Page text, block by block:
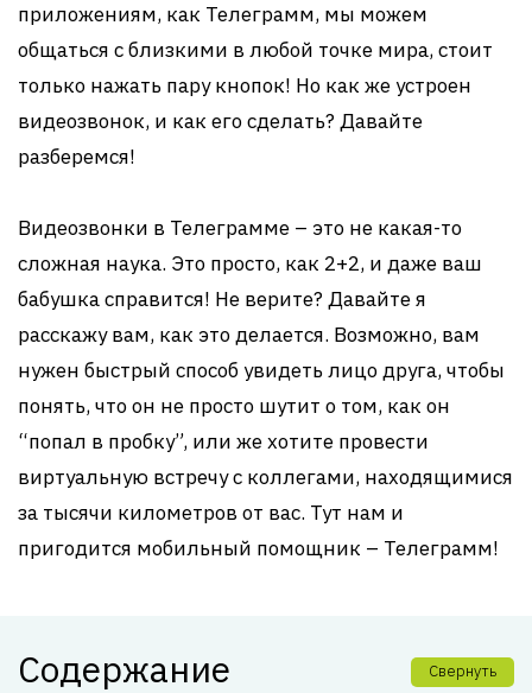
приложениям, как Телеграмм, мы можем
общаться с близкими в любой точке мира, стоит
только нажать пару кнопок! Но как же устроен
видеозвонок, и как его сделать? Давайте
разберемся!
Видеозвонки в Телеграмме – это не какая-то
сложная наука. Это просто, как 2+2, и даже ваш
бабушка справится! Не верите? Давайте я
расскажу вам, как это делается. Возможно, вам
нужен быстрый способ увидеть лицо друга, чтобы
понять, что он не просто шутит о том, как он
“попал в пробку”, или же хотите провести
виртуальную встречу с коллегами, находящимися
за тысячи километров от вас. Тут нам и
пригодится мобильный помощник – Телеграмм!
Содержание Свернуть